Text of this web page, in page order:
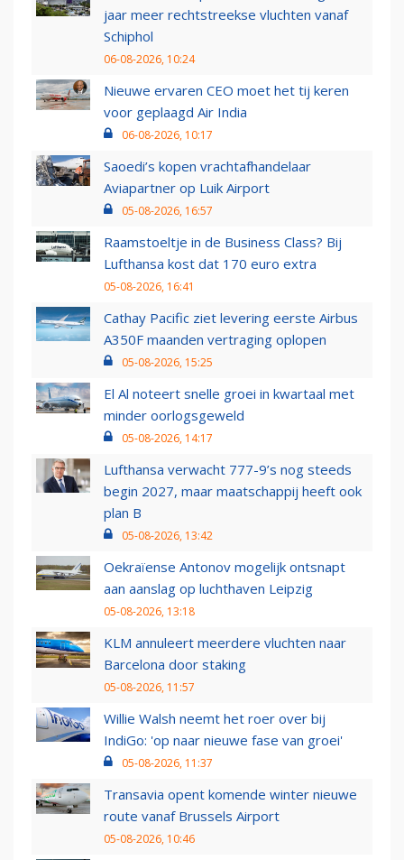
jaar meer rechtstreekse vluchten vanaf
Schiphol
06-08-2026, 10:24
Nieuwe ervaren CEO moet het tij keren
voor geplaagd Air India
06-08-2026, 10:17
Saoedi’s kopen vrachtafhandelaar
Aviapartner op Luik Airport
05-08-2026, 16:57
Raamstoeltje in de Business Class? Bij
Lufthansa kost dat 170 euro extra
05-08-2026, 16:41
Cathay Pacific ziet levering eerste Airbus
A350F maanden vertraging oplopen
05-08-2026, 15:25
El Al noteert snelle groei in kwartaal met
minder oorlogsgeweld
05-08-2026, 14:17
Lufthansa verwacht 777-9’s nog steeds
begin 2027, maar maatschappij heeft ook
plan B
05-08-2026, 13:42
Oekraïense Antonov mogelijk ontsnapt
aan aanslag op luchthaven Leipzig
05-08-2026, 13:18
KLM annuleert meerdere vluchten naar
Barcelona door staking
05-08-2026, 11:57
Willie Walsh neemt het roer over bij
IndiGo: 'op naar nieuwe fase van groei'
05-08-2026, 11:37
Transavia opent komende winter nieuwe
route vanaf Brussels Airport
05-08-2026, 10:46